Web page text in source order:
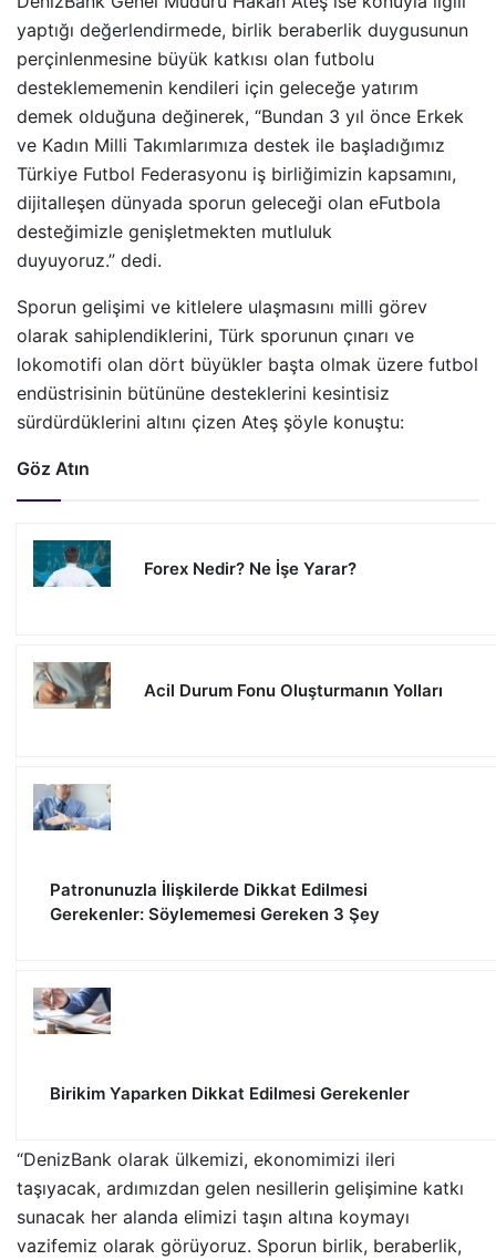
yaptığı değerlendirmede, birlik beraberlik duygusunun
perçinlenmesine büyük katkısı olan futbolu
desteklememenin kendileri için geleceğe yatırım
demek olduğuna değinerek, “Bundan 3 yıl önce Erkek
ve Kadın Milli Takımlarımıza destek ile başladığımız
Türkiye Futbol Federasyonu iş birliğimizin kapsamını,
dijitalleşen dünyada sporun geleceği olan eFutbola
desteğimizle genişletmekten mutluluk
duyuyoruz.” dedi.
Sporun gelişimi ve kitlelere ulaşmasını milli görev
olarak sahiplendiklerini, Türk sporunun çınarı ve
lokomotifi olan dört büyükler başta olmak üzere futbol
endüstrisinin bütününe desteklerini kesintisiz
sürdürdüklerini altını çizen Ateş şöyle konuştu:
Göz Atın
Forex Nedir? Ne İşe Yarar?
Acil Durum Fonu Oluşturmanın Yolları
Patronunuzla İlişkilerde Dikkat Edilmesi
Gerekenler: Söylememesi Gereken 3 Şey
Birikim Yaparken Dikkat Edilmesi Gerekenler
“DenizBank olarak ülkemizi, ekonomimizi ileri
taşıyacak, ardımızdan gelen nesillerin gelişimine katkı
sunacak her alanda elimizi taşın altına koymayı
vazifemiz olarak görüyoruz. Sporun birlik, beraberlik,